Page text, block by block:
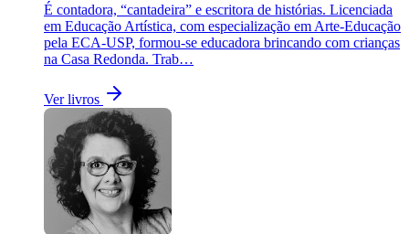
É contadora, “cantadeira” e escritora de histórias. Licenciada
em Educação Artística, com especialização em Arte-Educação
pela ECA-USP, formou-se educadora brincando com crianças
na Casa Redonda. Trab…
Ver livros